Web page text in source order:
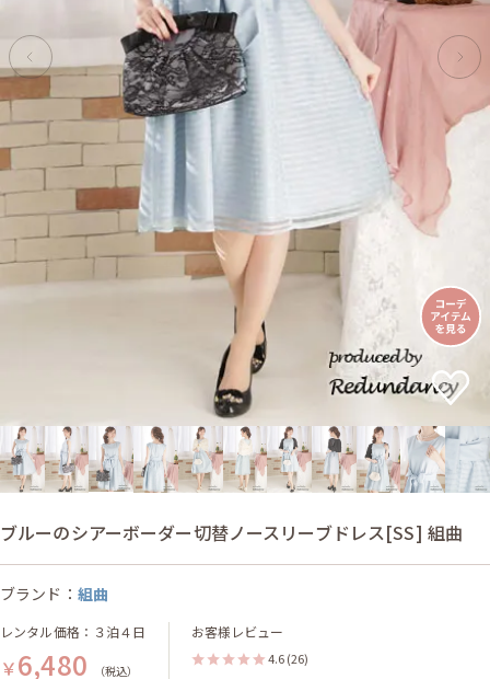
ブルーのシアーボーダー切替ノースリーブドレス[SS] 組曲
ブランド： 組曲
レンタル価格：３泊４日
￥6,480 （税込）
お客様レビュー
4.6 (26)